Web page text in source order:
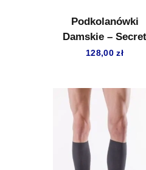
Podkolanówki
Damskie – Secret
128,00zł